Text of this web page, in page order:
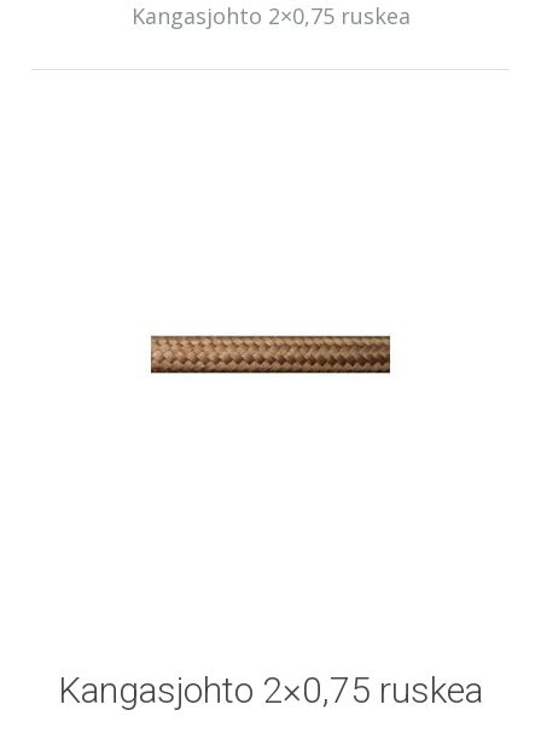
Kangasjohto 2×0,75 ruskea
Kangasjohto 2×0,75 ruskea